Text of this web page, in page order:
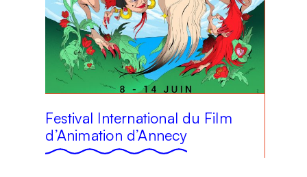
Festival International du Film
d’Animation d’Annecy